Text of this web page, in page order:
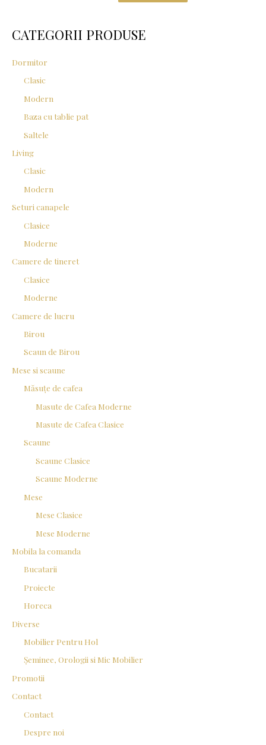
h
o
CATEGORII PRODUSE
Dormitor
Clasic
Modern
Baza cu tablie pat
Saltele
Living
Clasic
Modern
Seturi canapele
Clasice
Moderne
Camere de tineret
Clasice
Moderne
Camere de lucru
Birou
Scaun de Birou
Mese si scaune
Măsuțe de cafea
Masute de Cafea Moderne
Masute de Cafea Clasice
Scaune
Scaune Clasice
Scaune Moderne
Mese
Mese Clasice
Mese Moderne
Mobila la comanda
Bucatarii
Proiecte
Horeca
Diverse
Mobilier Pentru Hol
Șeminee, Orologii si Mic Mobilier
Promotii
Contact
Contact
Despre noi